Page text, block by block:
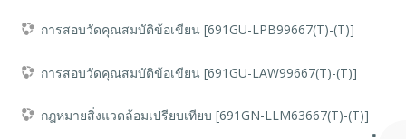
การสอบวัดคุณสมบัติข้อเขียน [691GU-LPB99667(T)-(T)]
การสอบวัดคุณสมบัติข้อเขียน [691GU-LAW99667(T)-(T)]
กฎหมายสิ่งแวดล้อมเปรียบเทียบ [691GN-LLM63667(T)-(T)]